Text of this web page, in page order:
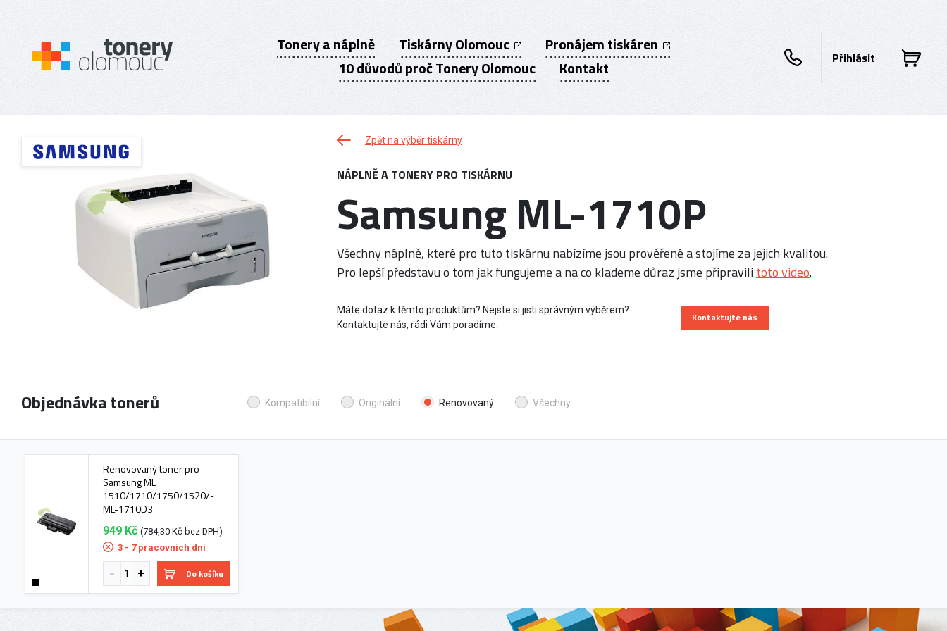
Tonery a náplně Tiskárny Olomouc
Pronájem tiskáren
10 důvodů proč Tonery Olomouc
Kontakt Přihlásit
Zpět na výběr tiskárny
NÁPLNĚ A TONERY PRO TISKÁRNU
Samsung ML-1710P
Všechny náplně, které pro tuto tiskárnu nabízíme jsou prověřené a stojíme za jejich kvalitou.
Pro lepší představu o tom jak fungujeme a na co klademe důraz jsme připravilitoto video.
Máte dotaz k těmto produktům? Nejste si jisti správným výběrem?
Kontaktujte nás, rádi Vám poradíme.
Kontaktujte nás
Objednávka tonerů Kompatibilní Originální Renovovaný Všechny
Renovovaný toner pro
Samsung ML
1510/1710/1750/1520/-
ML-1710D3
949 Kč (784,30 Kč bez DPH)
3 - 7 pracovních dní
Do košíku